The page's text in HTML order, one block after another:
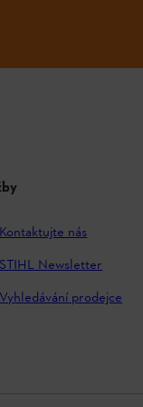
Kontaktujte nás
STIHL Newsletter
Vyhledávání prodejce